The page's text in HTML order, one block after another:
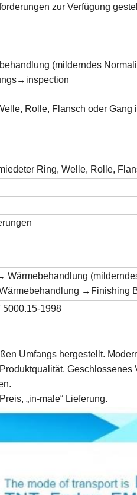
zur Verfügung
(milderndes
Rolle, Flansch oder Gang
Ring, Welle, Rolle,
→Finishing
5000.15-1998
Umfangs hergestellt.
Geschlossenes
„in-male“ Lieferung.